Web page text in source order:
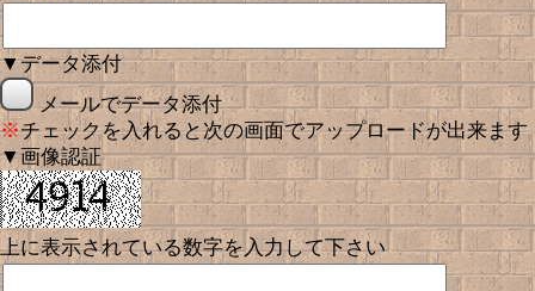
▼データ添付
メールでデータ添付
※チェックを入れると次の画面でアップロードが出来ます
▼画像認証
上に表示されている数字を入力して下さい